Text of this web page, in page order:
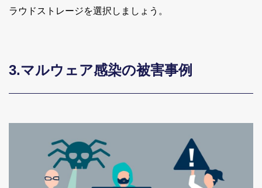
ラウドストレージを選択しましょう。
3.マルウェア感染の被害事例